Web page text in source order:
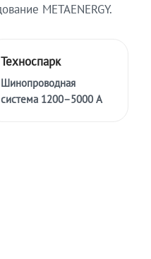
METAENERGY.
Техноспарк
Шинопроводная
система 1200–5000 А